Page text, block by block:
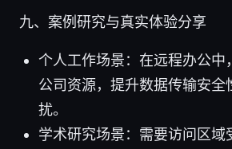
九、案例研究与真实体验分享
个人工作场景：在远程办公中
公司资源，提升数据传输安全
扰。
学术研究场景：需要访问区域